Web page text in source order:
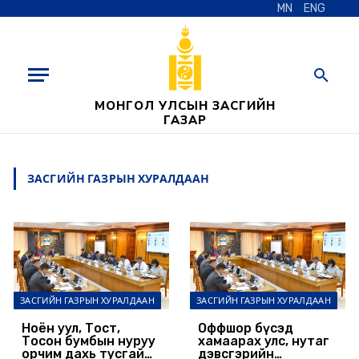
MN ENG
МОНГОЛ УЛСЫН ЗАСГИЙН
ГАЗАР
ЗАСГИЙН ГАЗРЫН ХУРАЛДААН
ЗАСГИЙН ГАЗРЫН ХУРАЛДААН
Ноён уул, Тост,
Тосон бумбын нуруу
орчим дахь тусгай
ЗАСГИЙН ГАЗРЫН ХУРАЛДААН
Оффшор бүсэд
хамаарах улс, нутаг
дэвсгэрийн